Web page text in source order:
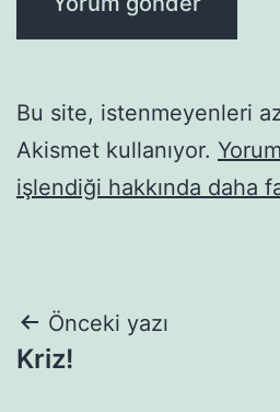
Bu site, istenmeyenleri
Akismet kullanıyor.
işlendiği hakkında daha
Yazı
gezinmesi
Önceki yazı
Kriz!